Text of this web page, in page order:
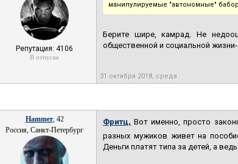
Репутация: 4106
В отпуске
манипулируемые "автономные"
Берите шире, камрад. Не
общественной и социальной
31 октября 2018, среда
Hammer, 42
Россия, Санкт-Петербург
Фритц, Вот именно, просто
разных мужиков живет на
Деньги платят типа за детей, а